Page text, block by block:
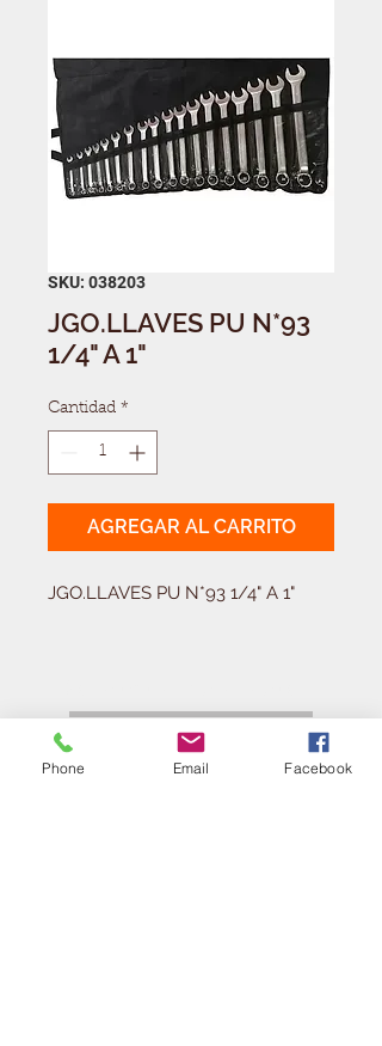
SKU: 038203
JGO.LLAVES PU N*93
1/4" A 1"
Cantidad *
AGREGAR AL CARRITO
JGO.LLAVES PU N*93 1/4" A 1"
¿Necesitas equipar tu
ferretería?
Phone Email Facebook